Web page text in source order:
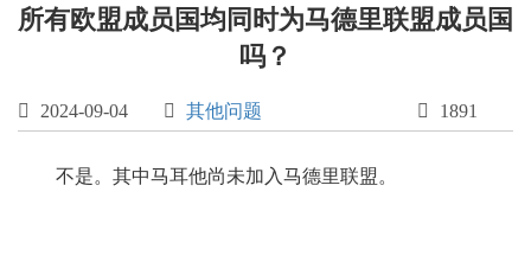
所有欧盟成员国均同时为马德里联盟成员国
吗？
 2024-09-04  其他问题  1891
不是。其中马耳他尚未加入马德里联盟。